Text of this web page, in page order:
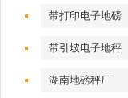
带打印电子地磅
带引坡电子地秤
湖南地磅秤厂